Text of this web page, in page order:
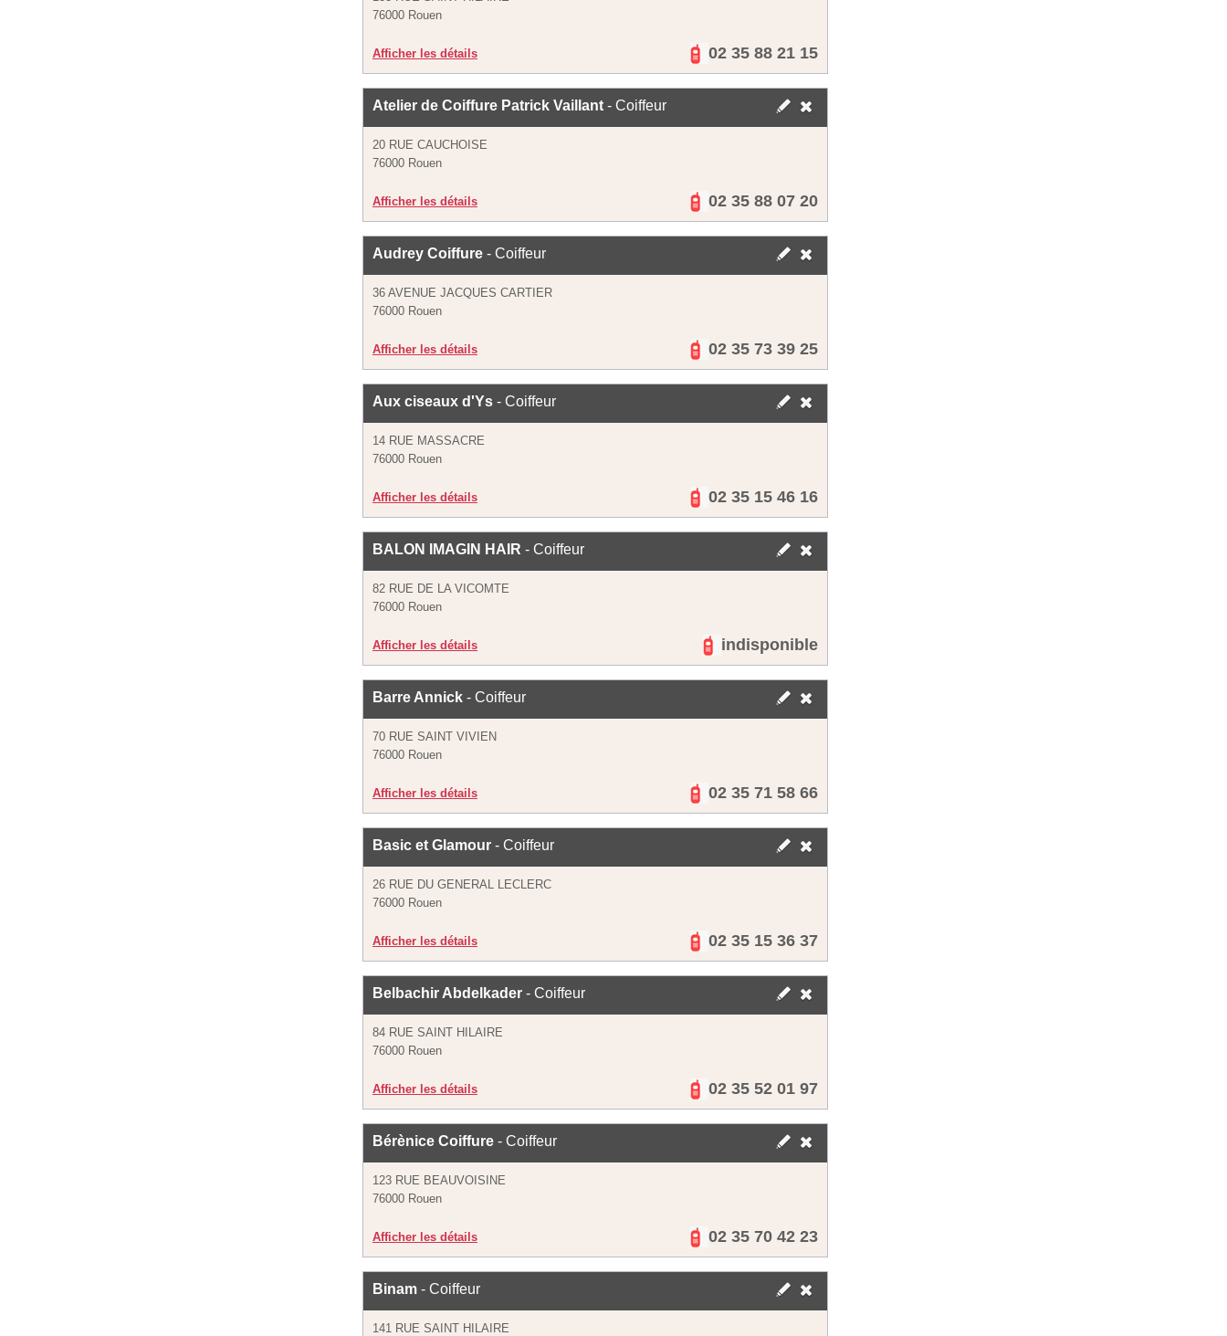
76000 Rouen
Afficher les détails 02 35 88 21 15
Atelier de Coiffure Patrick Vaillant - Coiffeur
20 RUE CAUCHOISE
76000 Rouen
Afficher les détails 02 35 88 07 20
Audrey Coiffure - Coiffeur
36 AVENUE JACQUES CARTIER
76000 Rouen
Afficher les détails 02 35 73 39 25
Aux ciseaux d'Ys - Coiffeur
14 RUE MASSACRE
76000 Rouen
Afficher les détails 02 35 15 46 16
BALON IMAGIN HAIR - Coiffeur
82 RUE DE LA VICOMTE
76000 Rouen
Afficher les détails indisponible
Barre Annick - Coiffeur
70 RUE SAINT VIVIEN
76000 Rouen
Afficher les détails 02 35 71 58 66
Basic et Glamour - Coiffeur
26 RUE DU GENERAL LECLERC
76000 Rouen
Afficher les détails 02 35 15 36 37
Belbachir Abdelkader - Coiffeur
84 RUE SAINT HILAIRE
76000 Rouen
Afficher les détails 02 35 52 01 97
Bérènice Coiffure - Coiffeur
123 RUE BEAUVOISINE
76000 Rouen
Afficher les détails 02 35 70 42 23
Binam - Coiffeur
141 RUE SAINT HILAIRE